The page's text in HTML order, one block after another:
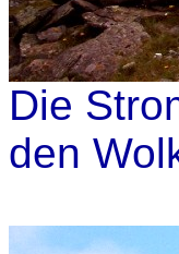
Die
den